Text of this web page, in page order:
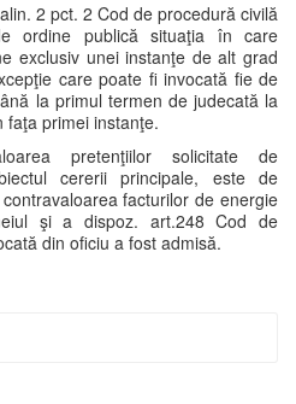
2 pct. 2 Cod de procedură civilă
ordine publică situaţia în care
exclusiv unei instanţe de alt grad
care poate fi invocată fie de
la primul termen de judecată la
faţa primei instanţe.
pretenţiilor solicitate de
cererii principale, este de
facturilor de energie
şi a dispoz. art.248 Cod de
din oficiu a fost admisă.